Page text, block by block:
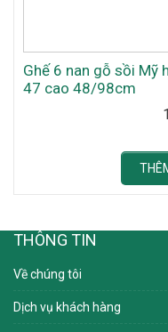
Ghế 6 nan gỗ sồi Mỹ
47 cao 48/98cm
THÔNG TIN
Về chúng tôi
Dịch vụ khách hàng